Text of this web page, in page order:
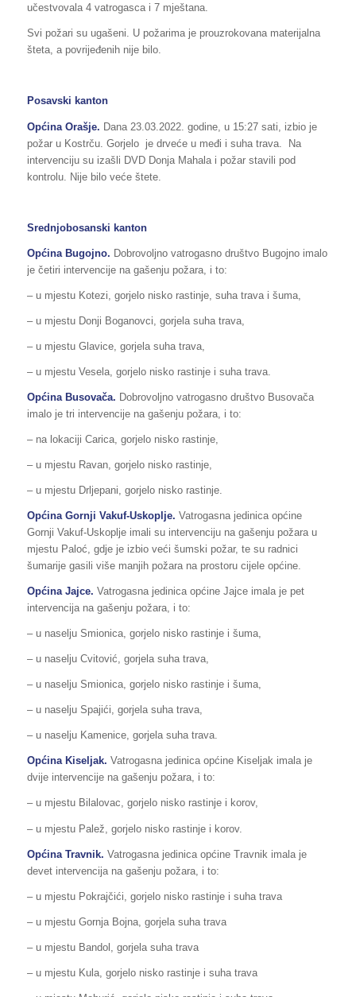
učestvovala 4 vatrogasca i 7 mještana.
Svi požari su ugašeni. U požarima je prouzrokovana materijalna
šteta, a povrijeđenih nije bilo.
Posavski kanton
Općina Orašje. Dana 23.03.2022. godine, u 15:27 sati, izbio je
požar u Kostrču. Gorjelo je drveće u međi i suha trava. Na
intervenciju su izašli DVD Donja Mahala i požar stavili pod
kontrolu. Nije bilo veće štete.
Srednjobosanski kanton
Općina Bugojno. Dobrovoljno vatrogasno društvo Bugojno imalo
je četiri intervencije na gašenju požara, i to:
– u mjestu Kotezi, gorjelo nisko rastinje, suha trava i šuma,
– u mjestu Donji Boganovci, gorjela suha trava,
– u mjestu Glavice, gorjela suha trava,
– u mjestu Vesela, gorjelo nisko rastinje i suha trava.
Općina Busovača. Dobrovoljno vatrogasno društvo Busovača
imalo je tri intervencije na gašenju požara, i to:
– na lokaciji Carica, gorjelo nisko rastinje,
– u mjestu Ravan, gorjelo nisko rastinje,
– u mjestu Drljepani, gorjelo nisko rastinje.
Općina Gornji Vakuf-Uskoplje. Vatrogasna jedinica općine
Gornji Vakuf-Uskoplje imali su intervenciju na gašenju požara u
mjestu Paloć, gdje je izbio veći šumski požar, te su radnici
šumarije gasili više manjih požara na prostoru cijele općine.
Općina Jajce. Vatrogasna jedinica općine Jajce imala je pet
intervencija na gašenju požara, i to:
– u naselju Smionica, gorjelo nisko rastinje i šuma,
– u naselju Cvitović, gorjela suha trava,
– u naselju Smionica, gorjelo nisko rastinje i šuma,
– u naselju Spajići, gorjela suha trava,
– u naselju Kamenice, gorjela suha trava.
Općina Kiseljak. Vatrogasna jedinica općine Kiseljak imala je
dvije intervencije na gašenju požara, i to:
– u mjestu Bilalovac, gorjelo nisko rastinje i korov,
– u mjestu Palež, gorjelo nisko rastinje i korov.
Općina Travnik. Vatrogasna jedinica općine Travnik imala je
devet intervencija na gašenju požara, i to:
– u mjestu Pokrajčići, gorjelo nisko rastinje i suha trava
– u mjestu Gornja Bojna, gorjela suha trava
– u mjestu Bandol, gorjela suha trava
– u mjestu Kula, gorjelo nisko rastinje i suha trava